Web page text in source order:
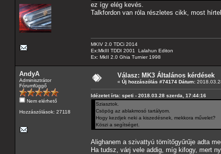
ez így elég kevés.
Talkfordon van róla részletes cikk, most
MKIV 2.0 TDCi 2014
Ex:MkIII TDDI 2001 Lalahun Editon
Ex: MkII 2.0 Ghia Turnier 1998
AndyA
Adminisztrátor
Fórumfüggő
Nem elérhető
Hozzászólások: 27118
Válasz: MK3 Általános kérdések
« Új hozzászólás #74174 Dátum:
Idézetet írta: speti - 2018.03.28 szerda, 17:44:16
Sziasztok.
Csöpög az ablakmosó tartályom.
Hogy kezdjek neki a kiszedésnek, mekkora művelet?
Köszi a segítséget.
Alighanem a szivattyú tömítőgyűrűje adta
Ha tudsz, várj vele addig, míg kifogy, mert